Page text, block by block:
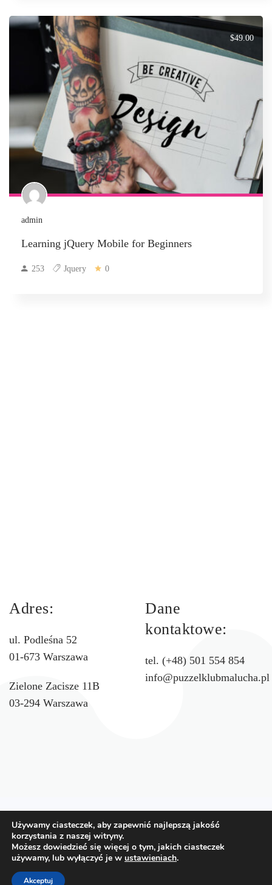
$49.00
admin
Learning jQuery Mobile for Beginners
253 Jquery 0
Adres:
ul. Podleśna 52
01-673 Warszawa
Zielone Zacisze 11B
03-294 Warszawa
Dane
kontaktowe:
tel. (+48) 501 554 854
info@puzzelklubmalucha.pl
School WordPress Theme
WordPress
Używamy ciasteczek, aby zapewnić najlepszą jakość
korzystania z naszej witryny.
Możesz dowiedzieć się więcej o tym, jakich ciasteczek
używamy, lub wyłączyć je w ustawieniach.
Akceptuj